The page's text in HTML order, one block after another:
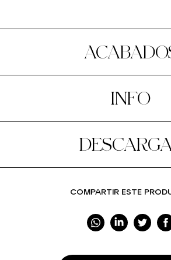
INFO
COMPARTIR ESTE